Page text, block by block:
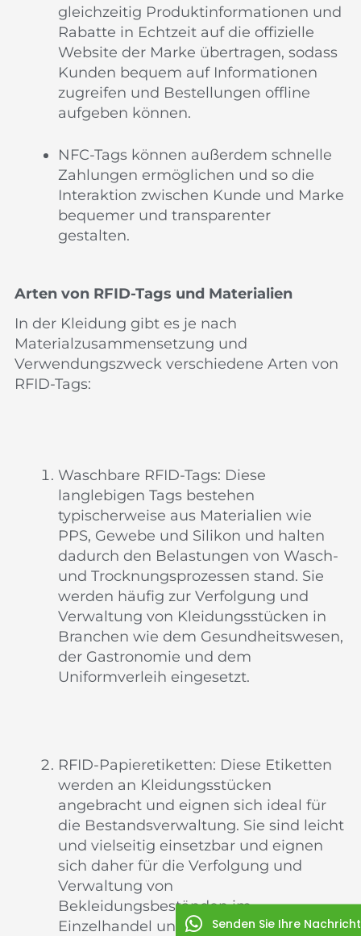
gleichzeitig Produktinformationen und
Rabatte in Echtzeit auf die offizielle
Website der Marke übertragen, sodass
Kunden bequem auf Informationen
zugreifen und Bestellungen offline
aufgeben können.
NFC-Tags können außerdem schnelle
Zahlungen ermöglichen und so die
Interaktion zwischen Kunde und Marke
bequemer und transparenter
gestalten.
Arten von RFID-Tags und Materialien
In der Kleidung gibt es je nach
Materialzusammensetzung und
Verwendungszweck verschiedene Arten von
RFID-Tags:
Waschbare RFID-Tags: Diese
langlebigen Tags bestehen
typischerweise aus Materialien wie
PPS, Gewebe und Silikon und halten
dadurch den Belastungen von Wasch-
und Trocknungsprozessen stand. Sie
werden häufig zur Verfolgung und
Verwaltung von Kleidungsstücken in
Branchen wie dem Gesundheitswesen,
der Gastronomie und dem
Uniformverleih eingesetzt.
RFID-Papieretiketten: Diese Etiketten
werden an Kleidungsstücken
angebracht und eignen sich ideal für
die Bestandsverwaltung. Sie sind leicht
und vielseitig einsetzbar und eignen
sich daher für die Verfolgung und
Verwaltung von
Bekleidungsbeständen im
Einzelhandel und Lager.Senden Sie Ihre Nachricht